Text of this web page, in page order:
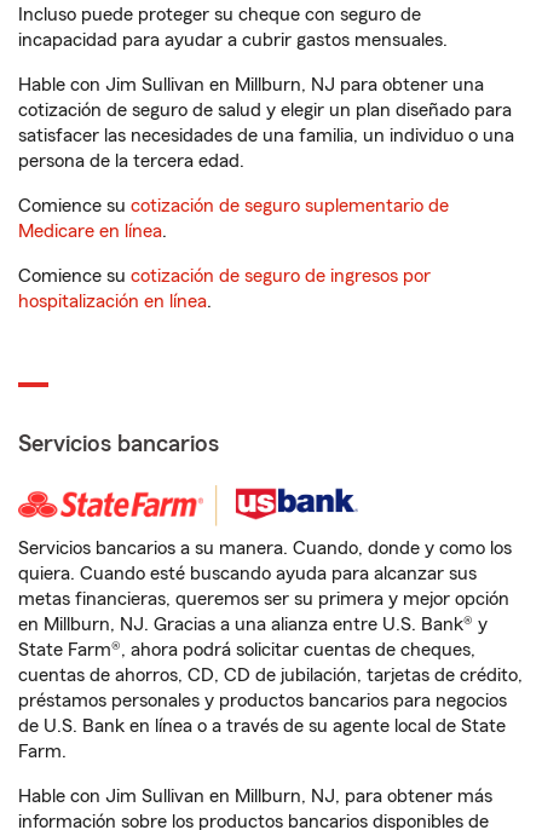
Incluso puede proteger su cheque con seguro de
incapacidad para ayudar a cubrir gastos mensuales.
Hable con Jim Sullivan en Millburn, NJ para obtener una
cotización de seguro de salud y elegir un plan diseñado para
satisfacer las necesidades de una familia, un individuo o una
persona de la tercera edad.
Comience su cotización de seguro suplementario de
Medicare en línea.
Comience su cotización de seguro de ingresos por
hospitalización en línea.
Servicios bancarios
Servicios bancarios a su manera. Cuando, donde y como los
quiera. Cuando esté buscando ayuda para alcanzar sus
metas financieras, queremos ser su primera y mejor opción
en Millburn, NJ. Gracias a una alianza entre U.S. Bank® y
State Farm®, ahora podrá solicitar cuentas de cheques,
cuentas de ahorros, CD, CD de jubilación, tarjetas de crédito,
préstamos personales y productos bancarios para negocios
de U.S. Bank en línea o a través de su agente local de State
Farm.
Hable con Jim Sullivan en Millburn, NJ, para obtener más
información sobre los productos bancarios disponibles de